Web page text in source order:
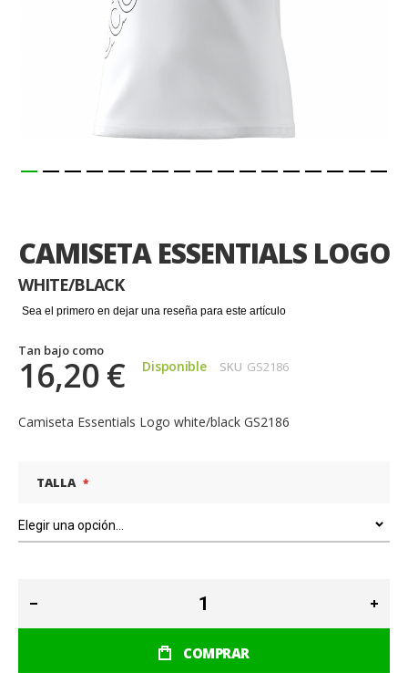
CAMISETA ESSENTIALS LOGO
WHITE/BLACK
Sea el primero en dejar una reseña para este artículo
Tan bajo como
16,20 € Disponible SKU GS2186
Camiseta Essentials Logo white/black GS2186
TALLA
COMPRAR
de
la
galería
de
imágenes